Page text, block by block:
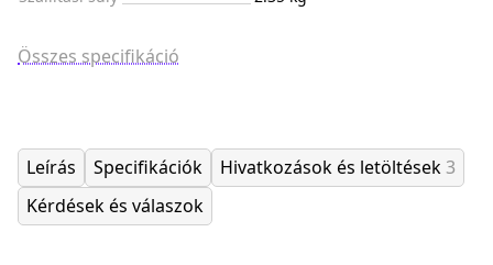
Összes specifikáció
Leírás Specifikációk Hivatkozások és letöltések3
Kérdések és válaszok